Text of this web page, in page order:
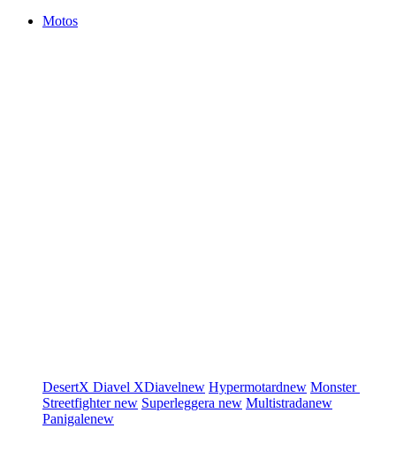
Motos
DesertX Diavel XDiavelnew Hypermotardnew Monster
Streetfighternew Superleggera new Multistradanew
Panigalenew